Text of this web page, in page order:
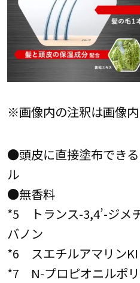
※画像内の注釈は画像
●頭皮に直接塗布でき
ル
●無香料
*5 トランス-3,4’-ジメ
バノン
*6 スエチルアマリン
*7 N-プロピオニルポ